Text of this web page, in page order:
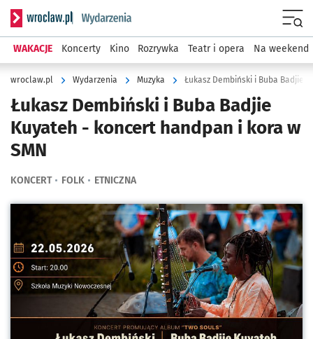
Serwis informacyjny wroclaw.pl podserwis: Wydarzenia
WAKACJE Koncerty Kino Rozrywka Teatr i opera Na weekend
wroclaw.pl Wydarzenia Muzyka Łukasz Dembiński i Buba Badjie
Łukasz Dembiński i Buba Badjie
Kuyateh - koncert handpan i kora w
SMN
KONCERT FOLK ETNICZNA
Kliknij, aby powiększyć